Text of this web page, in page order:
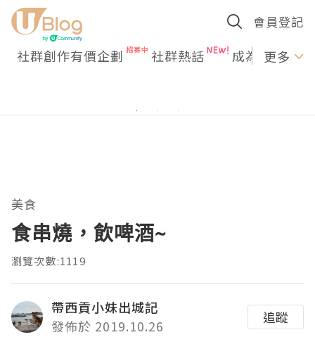
會員登記
社群創作有價企劃 社群熱話 成為U更多
美食
食串燒，飲啤酒~
瀏覽次數:1119
帶西貢小妹出城記
發佈於 2019.10.26
追蹤